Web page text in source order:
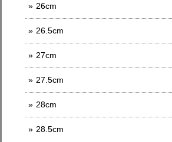
26cm
26.5cm
27cm
27.5cm
28cm
28.5cm